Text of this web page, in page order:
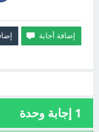
1 إجابة وحدة